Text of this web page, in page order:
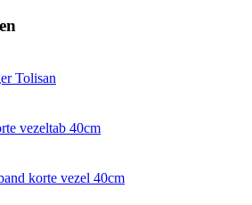
Tolisan
vezeltab 40cm
korte vezel 40cm